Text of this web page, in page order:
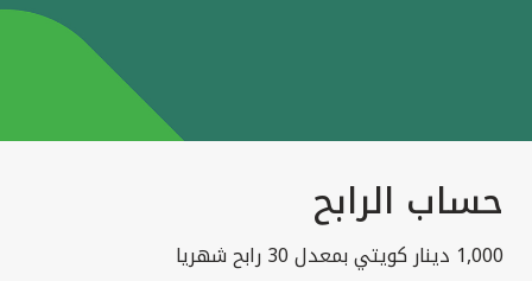
حساب الرابح
1,000 دينار كويتي بمعدل 30 رابح شهريا